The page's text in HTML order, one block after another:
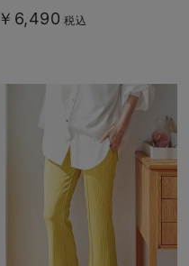
￥6,490 税込